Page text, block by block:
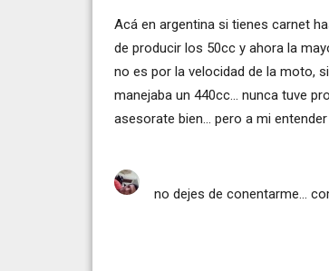
Acá en argentina si tienes carnet
de producir los 50cc y ahora la
no es por la velocidad de la moto,
manejaba un 440cc... nunca tuve
asesorate bien... pero a mi
no dejes de conentarme...